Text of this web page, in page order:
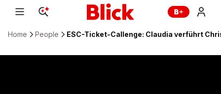
Home People ESC-Ticket-Callenge: Claudia verführt